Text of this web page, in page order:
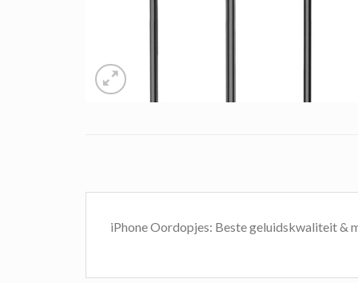
iPhone Oordopjes: Beste geluidskwaliteit &